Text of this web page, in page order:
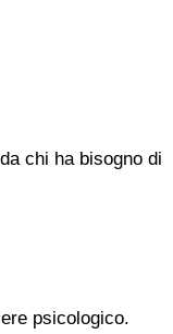
chi ha bisogno di
psicologico.